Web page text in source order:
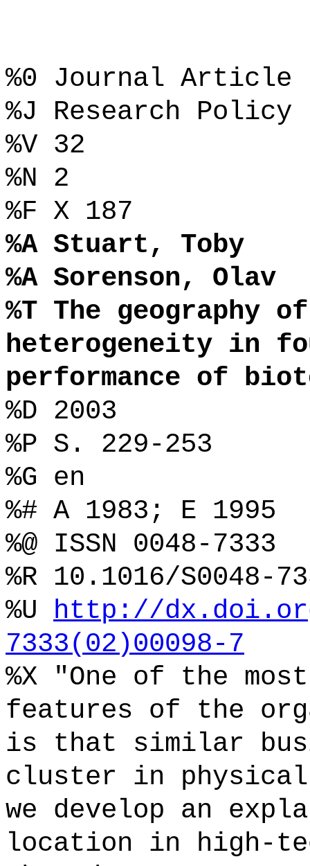
%0 Journal Article
%J Research Policy
%V 32
%N 2
%F X 187
%A Stuart, Toby
%A Sorenson, Olav
%T The
heterogeneity in
performance of
%D 2003
%P S. 229-253
%G en
%# A 1983; E 1995
%@ ISSN 0048-7333
%R 10.1016/S0048-
%U http://
7333(02)00098-7
%X "One of the
features of the
is that similar
cluster in
we develop an
location in high-